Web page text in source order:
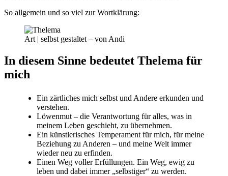
So allgemein und so viel zur Wortklärung:
Art | selbst gestaltet – von Andi
In diesem Sinne bedeutet Thelema für
mich
Ein zärtliches mich selbst und Andere erkunden und
verstehen.
Löwenmut – die Verantwortung für alles, was in
meinem Leben geschieht, zu übernehmen.
Ein künstlerisches Temperament für mich, für meine
Beziehung zu Anderen – und meine Welt immer
wieder neu zu erfinden.
Einen Weg voller Erfüllungen. Ein Weg, ewig zu
leben und dabei immer „selbstiger“ zu werden.